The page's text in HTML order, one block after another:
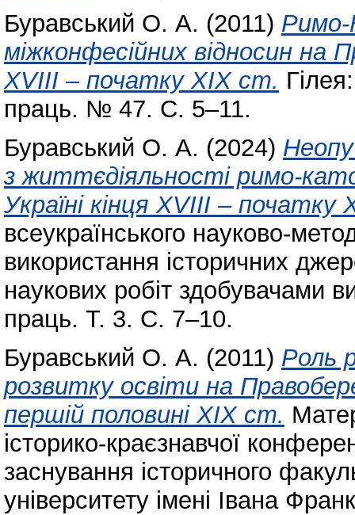
Буравський О. А. (2011) Римо-
міжконфесійних відносин на
ХVIII – початку ХІХ ст.
праць. № 47. С. 5–11.
Буравський О. А. (2024)
з життєдіяльності римо-
Україні кінця ХVIII –
всеукраїнського науково-
використання історичних
наукових робіт здобувачами
праць. Т. 3. С. 7–10.
Буравський О. А. (2011) Роль
розвитку освіти на
першій половині ХІХ ст.
історико-краєзнавчої
заснування історичного
університету імені Івана